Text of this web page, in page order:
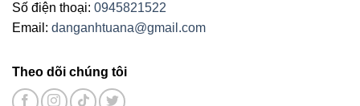
Số điện thoại: 0945821522
Email: danganhtuana@gmail.com
Theo dõi chúng tôi